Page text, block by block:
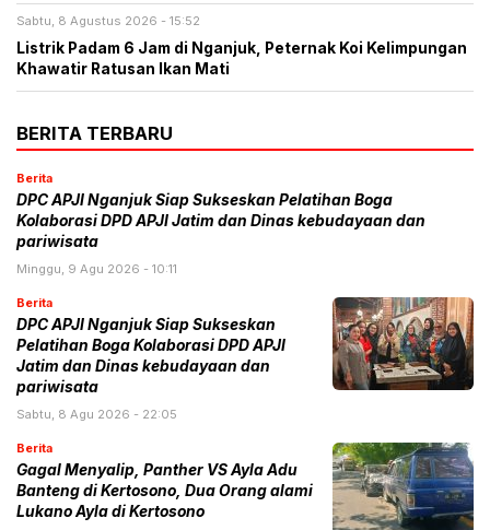
Sabtu, 8 Agustus 2026 - 15:52
Listrik Padam 6 Jam di Nganjuk, Peternak Koi Kelimpungan
Khawatir Ratusan Ikan Mati
BERITA TERBARU
Berita
DPC APJI Nganjuk Siap Sukseskan Pelatihan Boga
Kolaborasi DPD APJI Jatim dan Dinas kebudayaan dan
pariwisata
Minggu, 9 Agu 2026 - 10:11
Berita
DPC APJI Nganjuk Siap Sukseskan
Pelatihan Boga Kolaborasi DPD APJI
Jatim dan Dinas kebudayaan dan
pariwisata
Sabtu, 8 Agu 2026 - 22:05
Berita
Gagal Menyalip, Panther VS Ayla Adu
Banteng di Kertosono, Dua Orang alami
Lukano Ayla di Kertosono